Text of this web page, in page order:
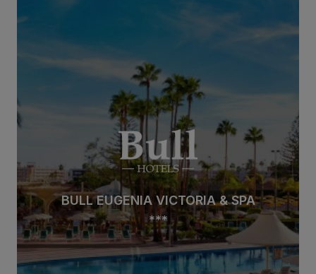
BULL EUGENIA VICTORIA & SPA
***
BULL EUGENIA VICTORIA & SPA
***